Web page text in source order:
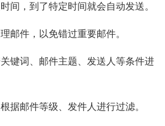
间，到了特定时间就会自动发送。
邮件，以免错过重要邮件。
键词、邮件主题、发送人等条件进
据邮件等级、发件人进行过滤。